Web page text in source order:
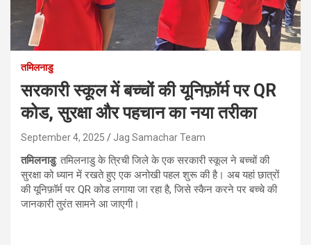
तमिलनाडु
सरकारी स्कूल में बच्चों की यूनिफ़ॉर्म पर QR
कोड, सुरक्षा और पहचान का नया तरीका
September 4, 2025 Jag Samachar Team
तमिलनाडु: तमिलनाडु के त्रिची जिले के एक सरकारी स्कूल ने बच्चों की
सुरक्षा को ध्यान में रखते हुए एक अनोखी पहल शुरू की है। अब यहां छात्रों
की यूनिफ़ॉर्म पर QR कोड लगाया जा रहा है, जिसे स्कैन करने पर बच्चे की
जानकारी तुरंत सामने आ जाएगी।